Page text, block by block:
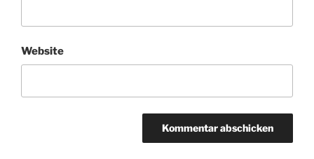
Website